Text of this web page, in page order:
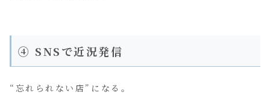
④ SNSで近況発信
“忘れられない店”になる。